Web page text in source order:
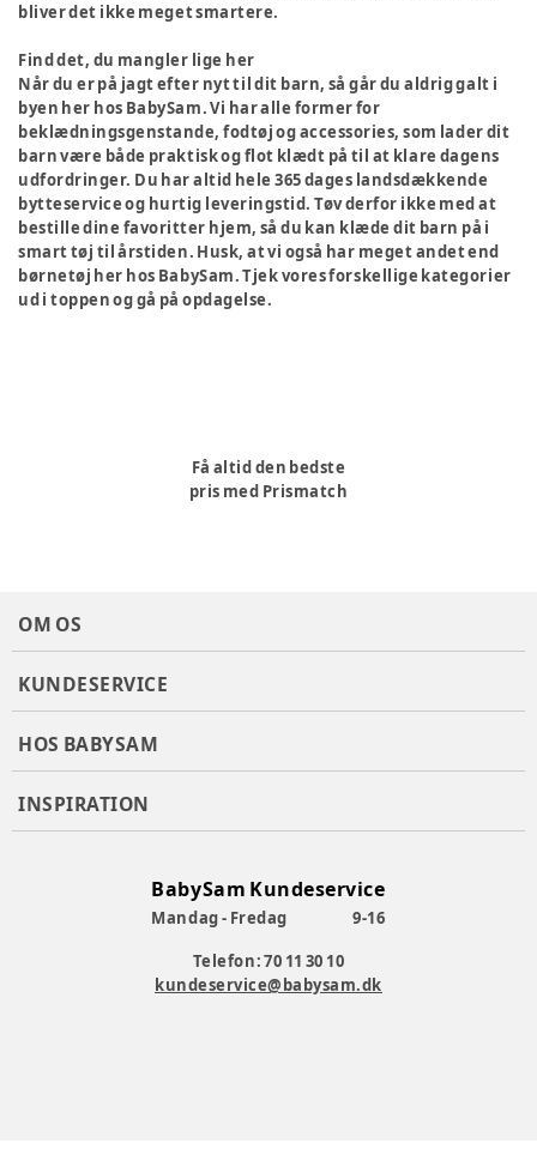
bliver det ikke meget smartere.
Find det, du mangler lige her
Når du er på jagt efter nyt til dit barn, så går du aldrig galt i
byen her hos BabySam. Vi har alle former for
beklædningsgenstande, fodtøj og accessories, som lader dit
barn være både praktisk og flot klædt på til at klare dagens
udfordringer. Du har altid hele 365 dages landsdækkende
bytteservice og hurtig leveringstid. Tøv derfor ikke med at
bestille dine favoritter hjem, så du kan klæde dit barn på i
smart tøj til årstiden. Husk, at vi også har meget andet end
børnetøj her hos BabySam. Tjek vores forskellige kategorier
ud i toppen og gå på opdagelse.
Få altid den bedste
pris med Prismatch
OM OS
KUNDESERVICE
HOS BABYSAM
INSPIRATION
BabySam Kundeservice
Mandag - Fredag
9-16
Telefon: 70 11 30 10
kundeservice@babysam.dk